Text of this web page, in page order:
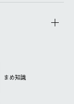
まめ知識